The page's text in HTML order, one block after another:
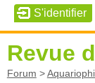
Revue
Forum >